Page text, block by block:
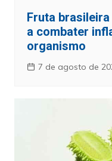
Fruta
a combater
organismo
7 de agosto de